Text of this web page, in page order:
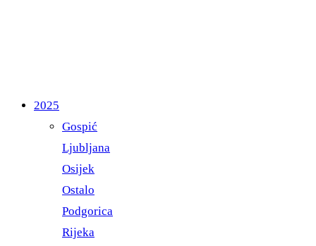
2025
Gospić
Ljubljana
Osijek
Ostalo
Podgorica
Rijeka